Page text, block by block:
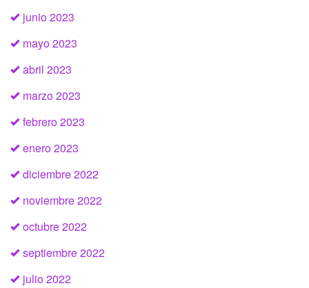
junio 2023
mayo 2023
abril 2023
marzo 2023
febrero 2023
enero 2023
diciembre 2022
noviembre 2022
octubre 2022
septiembre 2022
julio 2022